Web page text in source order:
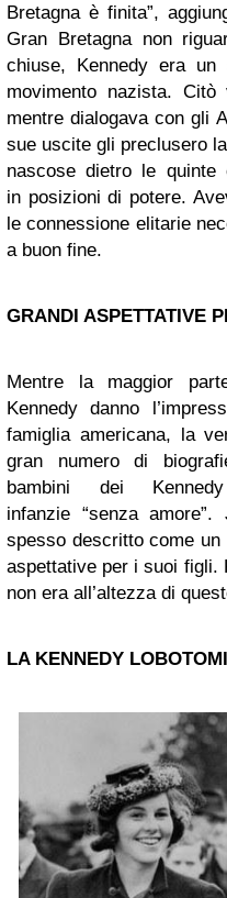
Bretagna è finita”,
Gran Bretagna non
chiuse, Kennedy era
movimento nazista. Citò
mentre dialogava con gli
sue uscite gli preclusero
nascose dietro le
in posizioni di potere.
le connessione elitarie
a buon fine.
GRANDI ASPETTATIVE
Mentre la maggior
Kennedy danno
famiglia americana, la
gran numero di
bambini dei
infanzie “senza
spesso descritto come
aspettative per i suoi figli.
non era all’altezza di
LA KENNEDY